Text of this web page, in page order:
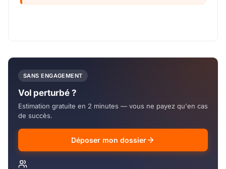
SANS ENGAGEMENT
Vol perturbé ?
Estimation gratuite en 2 minutes — vous ne payez qu'en cas
de succès.
Déposer mon dossier